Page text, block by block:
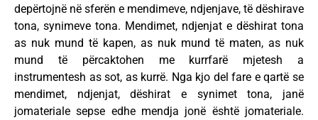
depërtojnë në sferën e mendimeve, ndjenjave, të dëshirave
tona, synimeve tona. Mendimet, ndjenjat e dëshirat tona
as nuk mund të kapen, as nuk mund të maten, as nuk
mund të përcaktohen me kurrfarë mjetesh a
instrumentesh as sot, as kurrë. Nga kjo del fare e qartë se
mendimet, ndjenjat, dëshirat e synimet tona, janë
jomateriale sepse edhe mendja jonë është jomateriale.